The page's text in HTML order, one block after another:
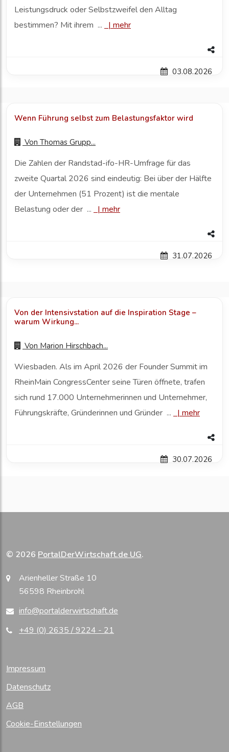
Leistungsdruck oder Selbstzweifel den Alltag
bestimmen? Mit ihrem ...
| mehr
03.08.2026
Wenn Führung selbst zum Belastungsfaktor wird
Von Thomas Grupp...
Die Zahlen der Randstad-ifo-HR-Umfrage für das
zweite Quartal 2026 sind eindeutig: Bei über der Hälfte
der Unternehmen (51 Prozent) ist die mentale
Belastung oder der ...
| mehr
31.07.2026
Von der Intensivstation auf die Inspiration Stage –
warum Wirkung...
Von Marion Hirschbach...
Wiesbaden. Als im April 2026 der Founder Summit im
RheinMain CongressCenter seine Türen öffnete, trafen
sich rund 17.000 Unternehmerinnen und Unternehmer,
Führungskräfte, Gründerinnen und Gründer ...
| mehr
30.07.2026
© 2026 PortalDerWirtschaft.de UG.
Arienheller Straße 10
56598 Rheinbrohl
info@portalderwirtschaft.de
+49 (0) 2635 / 9224 - 21
Impressum
Datenschutz
AGB
Cookie-Einstellungen